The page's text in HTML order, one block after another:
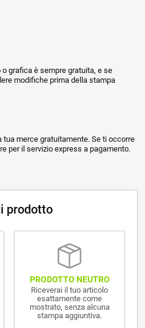
grafica è sempre gratuita, e se
modifiche prima della stampa
merce gratuitamente. Se ti occorre
per il servizio express a pagamento.
prodotto
PRODOTTO NEUTRO
Riceverai il tuo articolo
esattamente come
mostrato, senza alcuna
stampa aggiuntiva.